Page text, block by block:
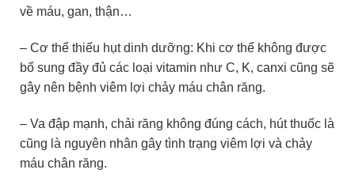
về máu, gan, thận…
– Cơ thể thiếu hụt dinh dưỡng: Khi cơ thể không được
bổ sung đầy đủ các loại vitamin như C, K, canxi cũng sẽ
gây nên bệnh viêm lợi chảy máu chân răng.
– Va đập mạnh, chải răng không đúng cách, hút thuốc là
cũng là nguyên nhân gây tình trạng viêm lợi và chảy
máu chân răng.